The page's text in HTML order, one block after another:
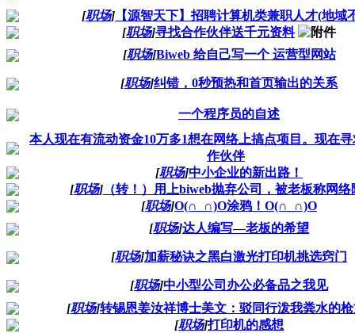
[职场] 【源智天下】招聘计算机类兼职人才(地域
[职场]寻找合作伙伴送千元资料
[职场]Biweb 给自己写一个 运营型网站
[职场]纠错，0秒预热和首页输出的关系
一个程序员的自述
本人现在有流动资金10万多1想在网络上搞点项目。现在
作伙伴
[职场]中小企业的新出路！
[职场]（转！）用上biweb抛弃公司，被老板称网络
[职场]O(∩_∩)O涂鸦！O(∩_∩)O
[职场]达人编写—老板的希望
[职场]加薪秘诀之黑白激光打印机挑选窍门
[职场]中小型公司办公必备品之我见
[职场]转锡恩姜汝祥博士美文：驳同行泼我粪水的
[职场]打印机的感想